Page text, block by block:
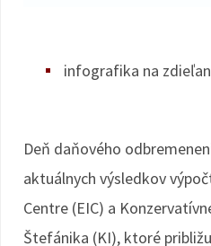
infografika na
Deň daňového
aktuálnych výsledkov
Centre (EIC) a
Štefánika (KI), ktoré